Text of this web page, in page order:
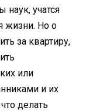
учатся
жизни. Но о
за квартиру,
или
и их
делать